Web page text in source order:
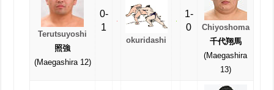
Terutsuyoshi
照強
(Maegashira 12)
0-
1
okuridashi
1-
0
Chiyoshoma
千代翔馬
(Maegashira
13)